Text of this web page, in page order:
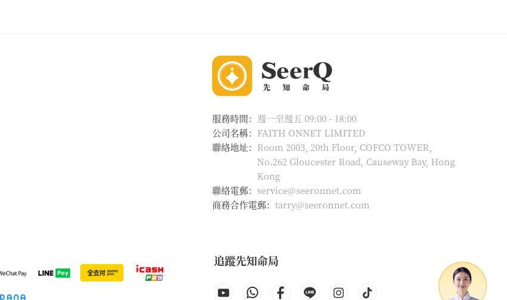
服務時間： 週一至週五 09:00 - 18:00
公司名稱： FAITH ONNET LIMITED
聯絡地址： Room 2003, 20th Floor, COFCO TOWER,
No.262 Gloucester Road, Causeway Bay, Hong
Kong
聯絡電郵： service@seeronnet.com
商務合作電郵： tarry@seeronnet.com
追蹤先知命局